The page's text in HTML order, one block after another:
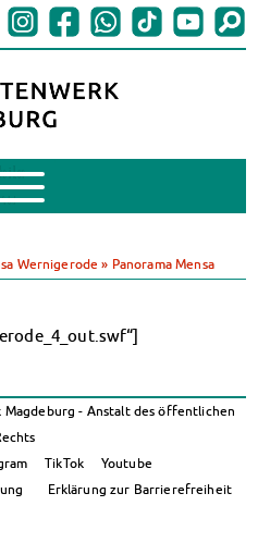
Wernigerode » Panorama Mensa
Magdeburg - Anstalt des öffentlichen
TikTok
Youtube
Erklärung zur Barrierefreiheit